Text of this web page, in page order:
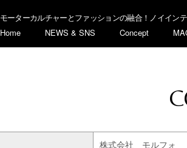
モーターカルチャーとファッションの融合！ノイイン
Home
NEWS & SNS Concept
株式会社 モルフォ